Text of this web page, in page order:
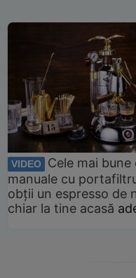
VIDEO
Cele mai
manuale cu
obții un espresso de
chiar la tine acasă